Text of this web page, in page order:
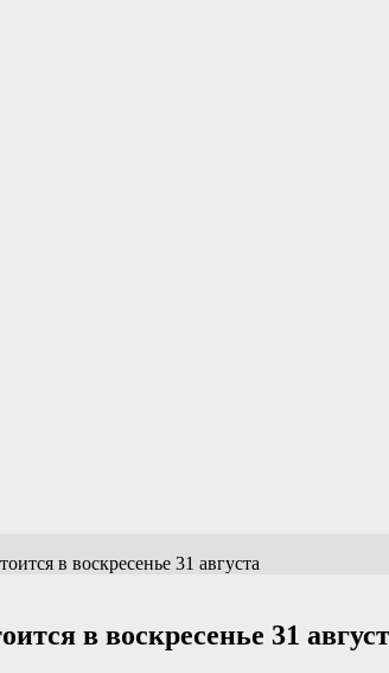
в воскресенье 31 августа
в воскресенье 31